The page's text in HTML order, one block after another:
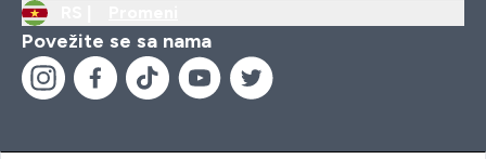
Povežite se sa nama